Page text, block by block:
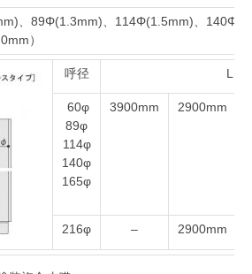
、89Φ(1.3mm)、114Φ(1.5mm)、
）
呼径 L1
60φ
89φ
114φ
140φ
165φ
3900mm 2900mm
216φ – 2900mm